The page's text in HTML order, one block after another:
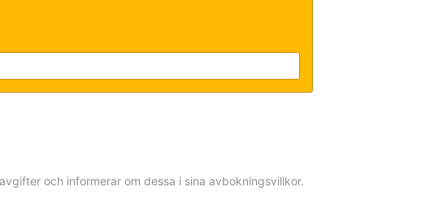
och informerar om dessa i sina avbokningsvillkor.